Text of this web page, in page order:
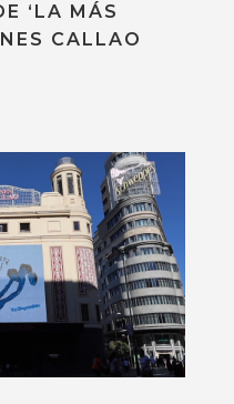
‘LA MÁS
CALLAO